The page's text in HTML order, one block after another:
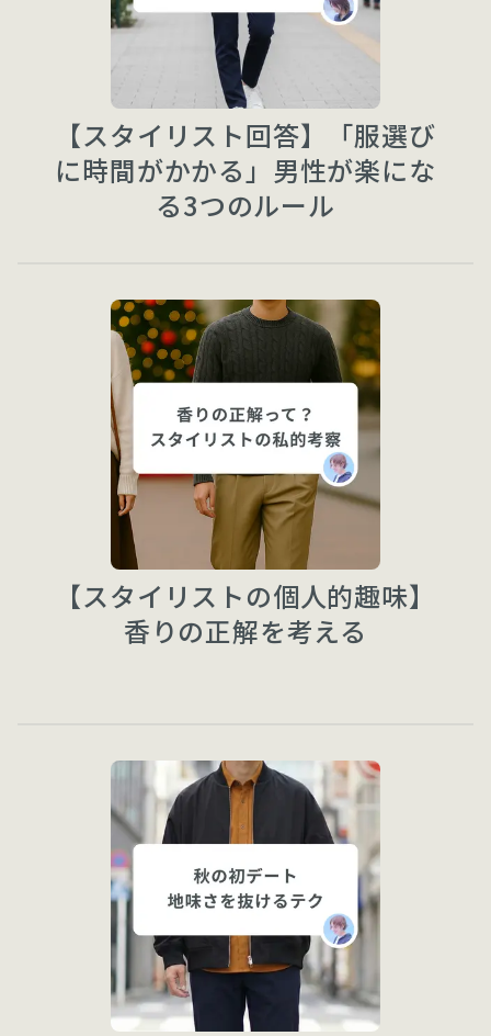
【スタイリスト回答】「服選び
に時間がかかる」男性が楽にな
る3つのルール
【スタイリストの個人的趣味】
香りの正解を考える